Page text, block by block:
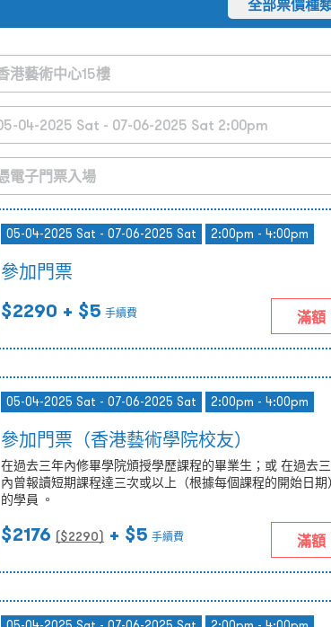
全部票價種
05-04-2025 Sat - 07-06-2025 Sat 2:00pm - 4:00pm
參加門票
$2290 + $5 手續費 滿額
05-04-2025 Sat - 07-06-2025 Sat 2:00pm - 4:00pm
參加門票（香港藝術學院校友）
在過去三年內修畢學院頒授學歷課程的畢業生；或 在過去
內曾報讀短期課程達三次或以上（根據每個課程的開始日期
的學員 。
$2176 ($2290) + $5 手續費 滿額